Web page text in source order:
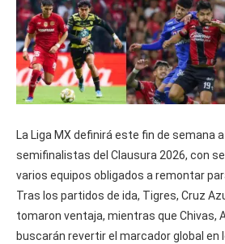
La Liga MX definirá este fin de semana
semifinalistas del Clausura 2026, con
varios equipos obligados a remontar
Tras los partidos de ida, Tigres, Cruz
tomaron ventaja, mientras que Chivas,
buscarán revertir el marcador global en